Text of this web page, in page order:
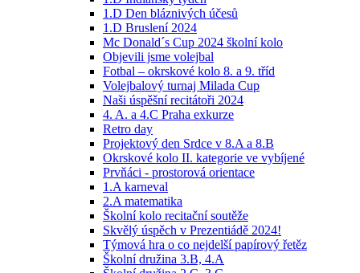
1.D Den bláznivých účesů
1.D Bruslení 2024
Mc Donald´s Cup 2024 školní kolo
Objevili jsme volejbal
Fotbal – okrskové kolo 8. a 9. tříd
Volejbalový turnaj Milada Cup
Naši úspěšní recitátoři 2024
4. A. a 4.C Praha exkurze
Retro day
Projektový den Srdce v 8.A a 8.B
Okrskové kolo II. kategorie ve vybíjené
Prvňáci - prostorová orientace
1.A karneval
2.A matematika
Školní kolo recitační soutěže
Skvělý úspěch v Prezentiádě 2024!
Týmová hra o co nejdelší papírový řetěz
Školní družina 3.B, 4.A